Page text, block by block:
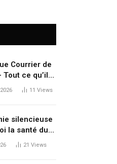
Courrier de
Tout ce qu’il
11 Views
silencieuse
la santé du
le grand
21 Views